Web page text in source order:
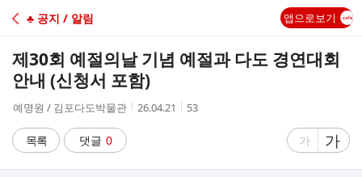
C
A
♣ 공지 / 알림 앱으로보기
제30회 예절의날 기념 예절과 다도 경연대회
안내 (신청서 포함)
작
자
예명원 / 김포다도박물관
작
26.04.21
조
53
목록 댓글 0
글
가
글
자
가